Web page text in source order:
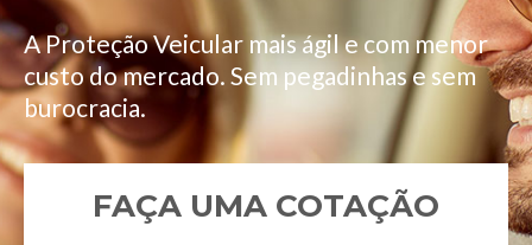
A Proteção Veicular mais ágil e com menor
custo do mercado. Sem pegadinhas e sem
burocracia.
FAÇA UMA COTAÇÃO